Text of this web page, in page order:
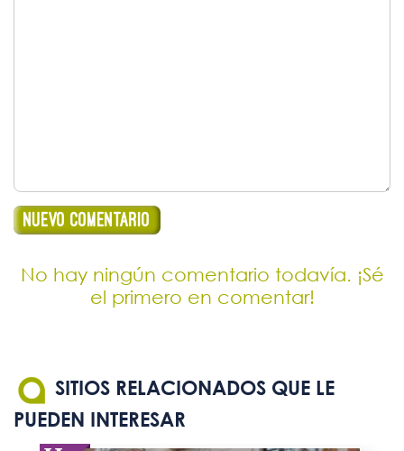
No hay ningún comentario todavía. ¡Sé
el primero en comentar!
SITIOS RELACIONADOS QUE LE
PUEDEN INTERESAR